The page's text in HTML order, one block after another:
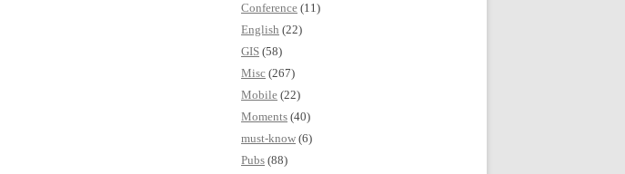
Conference (11)
English (22)
GIS (58)
Misc (267)
Mobile (22)
Moments (40)
must-know (6)
Pubs (88)